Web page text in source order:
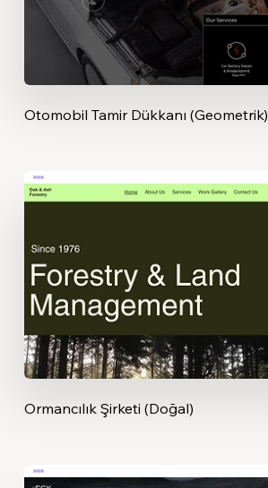
Otomobil Tamir Dükkanı (Geometrik)
Ormancılık Şirketi (Doğal)